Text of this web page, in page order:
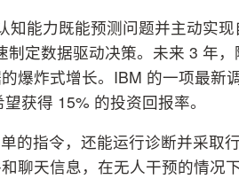
能力既能预测问题并主动实现
定数据驱动决策。未来 3 年
爆炸式增长。IBM 的一项最新
获得 15% 的投资回报率。
的指令，还能运行诊断并采取
聊天信息，在无人干预的情况